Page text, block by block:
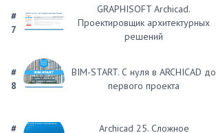
#
7
GRAPHISOFT Archicad.
Проектировщик архитектурных
решений
#
8
BIM-START. С нуля в ARCHICAD до
первого проекта
#
Archicad 25. Сложное